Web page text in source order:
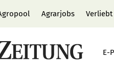
Agrarjobs Verliebt
E-